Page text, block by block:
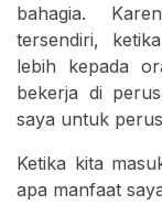
bahagia.
tersendiri,
lebih kepada
bekerja di
saya untuk
Ketika kita
apa manfaat